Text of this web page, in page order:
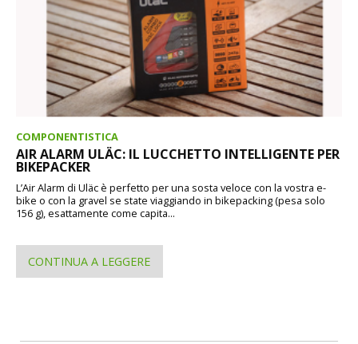
COMPONENTISTICA
AIR ALARM ULÄC: IL LUCCHETTO INTELLIGENTE PER
BIKEPACKER
L’Air Alarm di Uläc è perfetto per una sosta veloce con la vostra e-
bike o con la gravel se state viaggiando in bikepacking (pesa solo
156 g), esattamente come capita...
CONTINUA A LEGGERE